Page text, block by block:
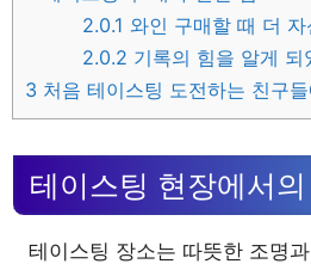
2.0.1 와인 구매할 때 더
2.0.2 기록의 힘을 알게 되
3 처음 테이스팅 도전하는 친구들
테이스팅 현장에서
테이스팅 장소는 따뜻한 조명